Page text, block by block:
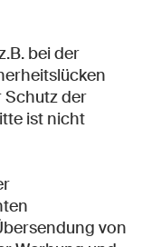
bei der
Schutz der
ist nicht
von